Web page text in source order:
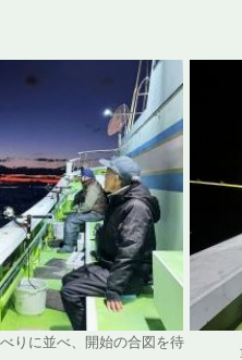
りに並べ、開始の合図を待